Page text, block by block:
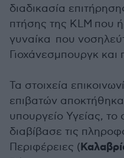
διαδικασία
πτήσης της KLM που
γυναίκα που
Γιοχάνεσμπουργκ
Τα στοιχεία
επιβατών
υπουργείο Υγείας, το
διαβίβασε τις
Περιφέρειες (